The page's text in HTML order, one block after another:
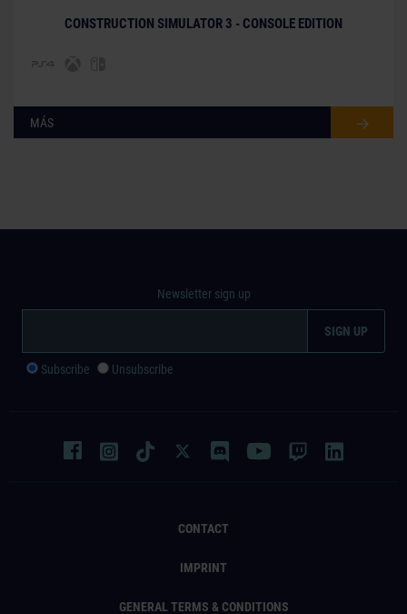
CONSTRUCTION SIMULATOR 3 - CONSOLE EDITION
MÁS
CONTACT
IMPRINT
GENERAL TERMS & CONDITIONS
Newsletter sign up
Subscribe Unsubscribe